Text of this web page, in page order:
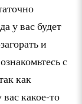
у вас будет
и
с
как
какое-то